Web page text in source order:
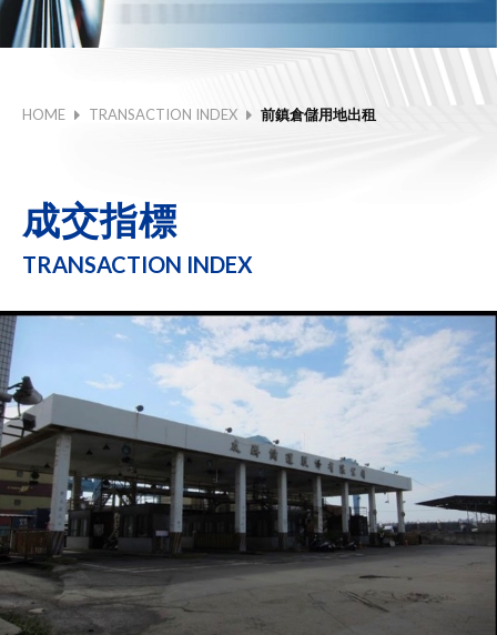
HOME TRANSACTION INDEX 前鎮倉儲用地出租
成交指標
TRANSACTION INDEX